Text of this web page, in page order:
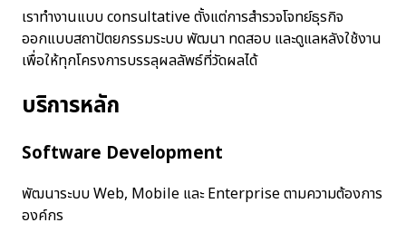
เราทำงานแบบ consultative ตั้งแต่การสำรวจโจทย์ธุรกิจ
ออกแบบสถาปัตยกรรมระบบ พัฒนา ทดสอบ และดูแลหลังใช้งาน
เพื่อให้ทุกโครงการบรรลุผลลัพธ์ที่วัดผลได้
บริการหลัก
Software Development
พัฒนาระบบ Web, Mobile และ Enterprise ตามความต้องการ
องค์กร